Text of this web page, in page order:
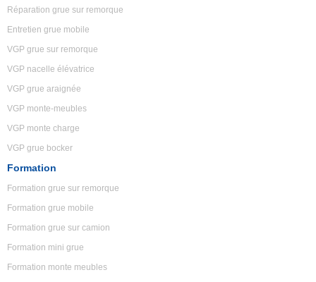
Réparation grue sur remorque
Entretien grue mobile
VGP grue sur remorque
VGP nacelle élévatrice
VGP grue araignée
VGP monte-meubles
VGP monte charge
VGP grue bocker
Formation
Formation grue sur remorque
Formation grue mobile
Formation grue sur camion
Formation mini grue
Formation monte meubles